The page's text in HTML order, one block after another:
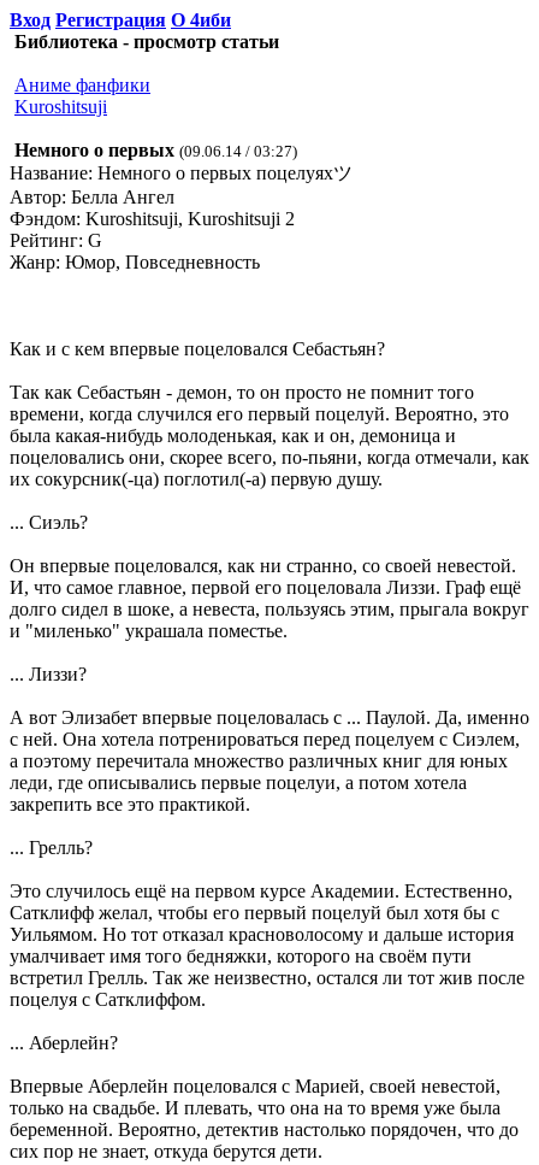
Вход Регистрация О 4иби
Библиотека - просмотр статьи
Аниме фанфики
Kuroshitsuji
Немного о первых (09.06.14 / 03:27)
Название: Немного о первых поцелуяхツ
Автор: Белла Ангел
Фэндом: Kuroshitsuji, Kuroshitsuji 2
Рейтинг: G
Жанр: Юмор, Повседневность
Как и с кем впервые поцеловался Себастьян?
Так как Себастьян - демон, то он просто не помнит того
времени, когда случился его первый поцелуй. Вероятно, это
была какая-нибудь молоденькая, как и он, демоница и
поцеловались они, скорее всего, по-пьяни, когда отмечали, как
их сокурсник(-ца) поглотил(-а) первую душу.
... Сиэль?
Он впервые поцеловался, как ни странно, со своей невестой.
И, что самое главное, первой его поцеловала Лиззи. Граф ещё
долго сидел в шоке, а невеста, пользуясь этим, прыгала вокруг
и "миленько" украшала поместье.
... Лиззи?
А вот Элизабет впервые поцеловалась с ... Паулой. Да, именно
с ней. Она хотела потренироваться перед поцелуем с Сиэлем,
а поэтому перечитала множество различных книг для юных
леди, где описывались первые поцелуи, а потом хотела
закрепить все это практикой.
... Грелль?
Это случилось ещё на первом курсе Академии. Естественно,
Сатклифф желал, чтобы его первый поцелуй был хотя бы с
Уильямом. Но тот отказал красноволосому и дальше история
умалчивает имя того бедняжки, которого на своём пути
встретил Грелль. Так же неизвестно, остался ли тот жив после
поцелуя с Сатклиффом.
... Аберлейн?
Впервые Аберлейн поцеловался с Марией, своей невестой,
только на свадьбе. И плевать, что она на то время уже была
беременной. Вероятно, детектив настолько порядочен, что до
сих пор не знает, откуда берутся дети.